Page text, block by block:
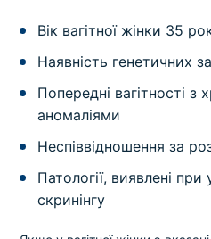
Вік вагітної жінки 35
Наявність генетичних
Попередні вагітності
аномаліями
Неспіввідношення за
Патології, виявлені
скринінгу